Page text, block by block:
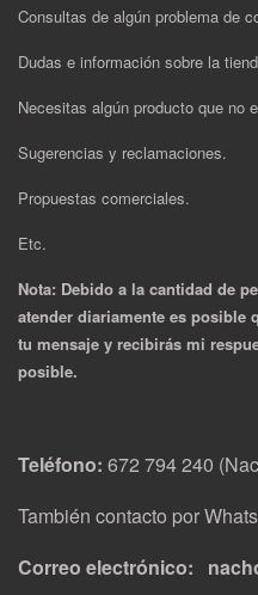
Consultas de algún problema de
Dudas e información sobre la
Necesitas algún producto que no
Sugerencias y reclamaciones.
Propuestas comerciales.
Etc.
Nota: Debido a la cantidad de
atender diariamente es posible
tu mensaje y recibirás mi
posible.
Teléfono: 672 794 240
También contacto por
Correo electrónico: